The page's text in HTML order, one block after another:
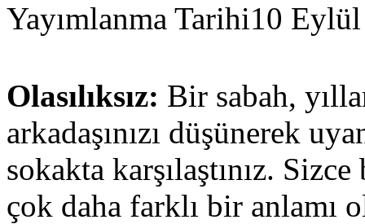
Yayımlanma Tarihi10
Olasılıksız: Bir sabah,
arkadaşınızı düşünerek
sokakta karşılaştınız.
çok daha farklı bir anlamı